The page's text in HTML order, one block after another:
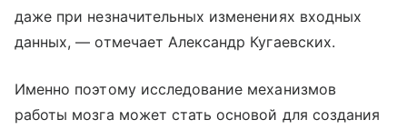
даже при незначительных изменениях входных
данных, — отмечает Александр Кугаевских.
Именно поэтому исследование механизмов
работы мозга может стать основой для создания